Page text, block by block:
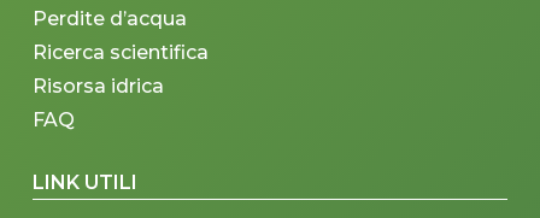
Perdite d’acqua
Ricerca scientifica
Risorsa idrica
FAQ
LINK UTILI